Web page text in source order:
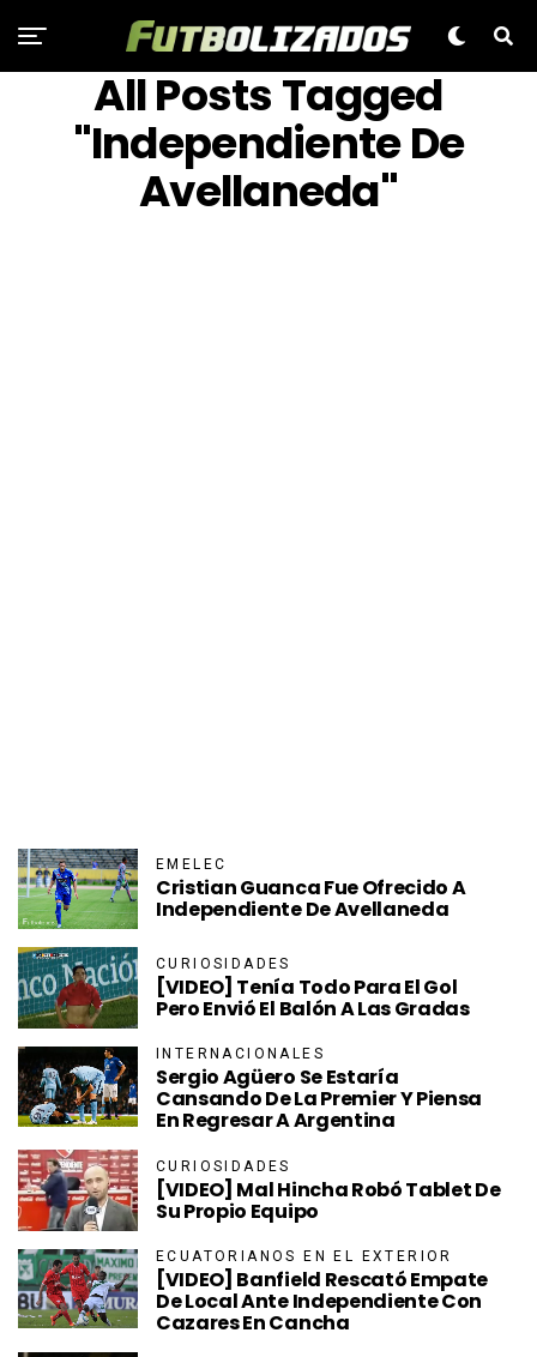
All Posts Tagged
"Independiente De
Avellaneda"
EMELEC
Cristian Guanca Fue Ofrecido A
Independiente De Avellaneda
CURIOSIDADES
[VIDEO] Tenía Todo Para El Gol
Pero Envió El Balón A Las Gradas
INTERNACIONALES
Sergio Agüero Se Estaría
Cansando De La Premier Y Piensa
En Regresar A Argentina
CURIOSIDADES
[VIDEO] Mal Hincha Robó Tablet De
Su Propio Equipo
ECUATORIANOS EN EL EXTERIOR
[VIDEO] Banfield Rescató Empate
De Local Ante Independiente Con
Cazares En Cancha